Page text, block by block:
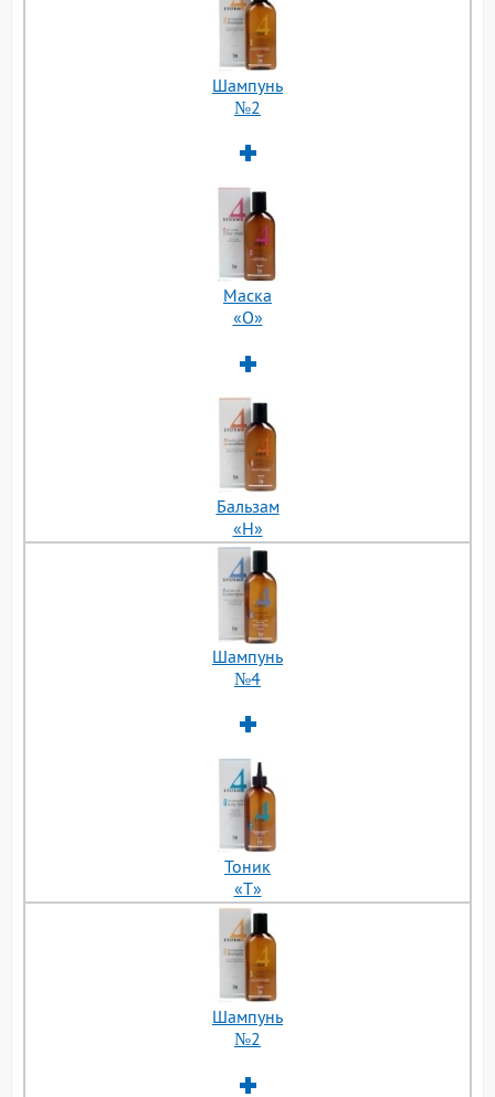
Шампунь
№2
Маска
«О»
Бальзам
«H»
Шампунь
№4
Тоник
«Т»
Шампунь
№2